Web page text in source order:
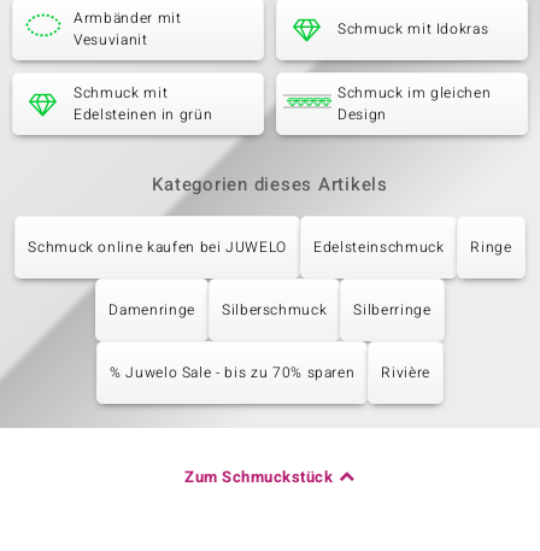
Armbänder mit
Vesuvianit
Schmuck mit Idokras
Schmuck mit
Edelsteinen in grün
Schmuck im gleichen
Design
Kategorien dieses Artikels
Schmuck online kaufen bei JUWELO Edelsteinschmuck Ringe
Damenringe Silberschmuck Silberringe
% Juwelo Sale - bis zu 70% sparen Rivière
Zum Schmuckstück